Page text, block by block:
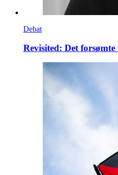
Debat
Revisited: Det